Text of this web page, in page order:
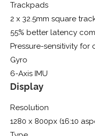
Trackpads
2 x 32.5mm square
55% better latency
Pressure-sensitivity
Gyro
6-Axis IMU
Display
Resolution
1280 x 800px (16:10